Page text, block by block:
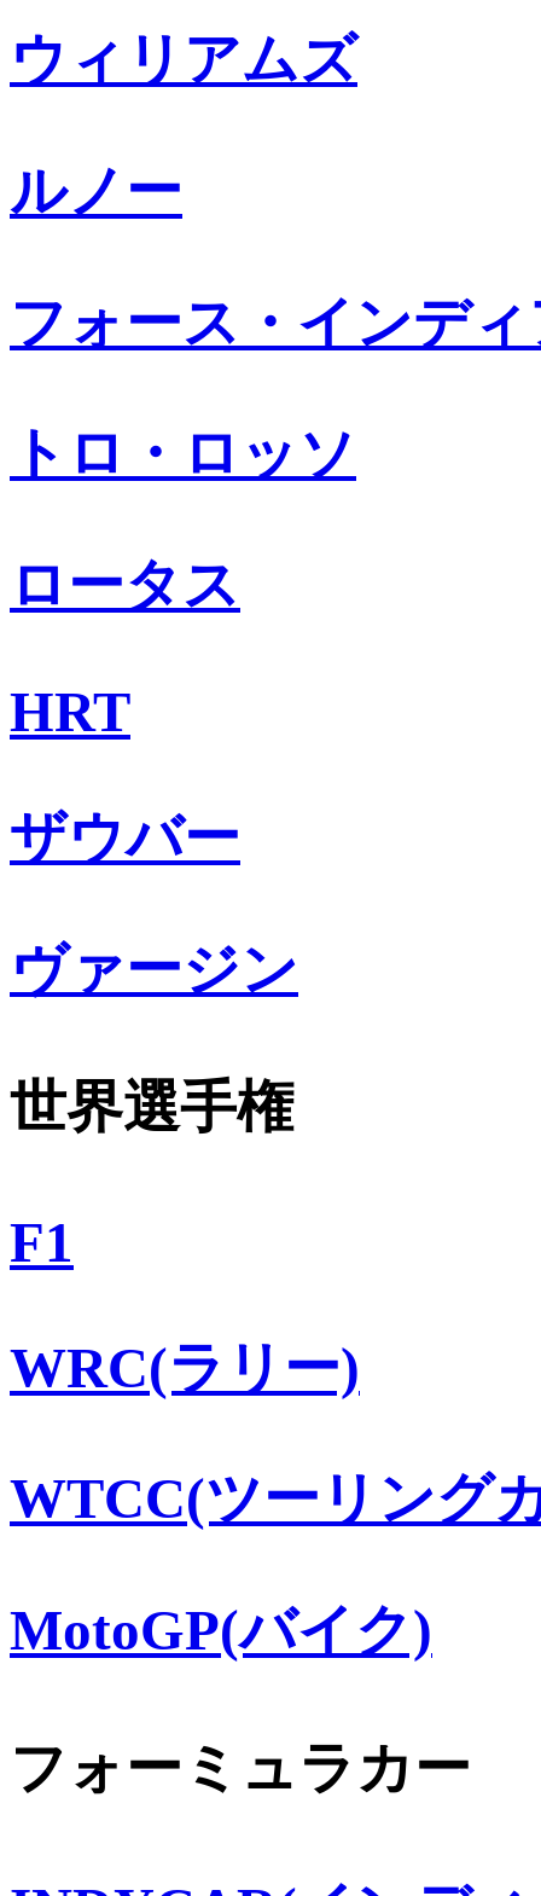
ウィリアムズ
ルノー
フォース・インデ
トロ・ロッソ
ロータス
HRT
ザウバー
ヴァージン
世界選手権
F1
WRC(ラリー)
WTCC(ツーリング
MotoGP(バイク)
フォーミュラカー